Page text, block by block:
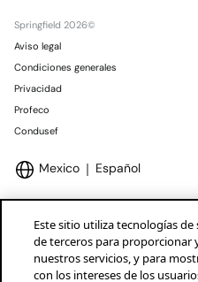
Springfield 2026©
Aviso legal
Condiciones generales
Privacidad
Profeco
Condusef
Mexico Español
Marcas Tendam
Este sitio utiliza tecnologías
de terceros para
nuestros servicios, y para
con los intereses de los